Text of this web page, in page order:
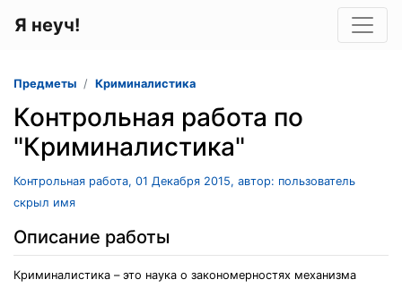
Я неуч!
Предметы Криминалистика
Контрольная работа по
"Криминалистика"
Контрольная работа, 01 Декабря 2015, автор: пользователь
скрыл имя
Описание работы
Криминалистика – это наука о закономерностях механизма